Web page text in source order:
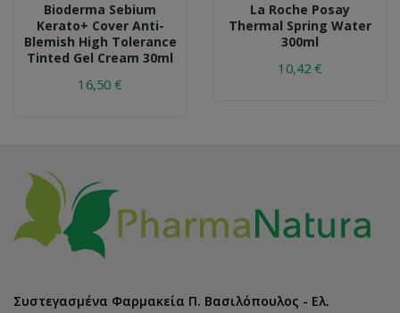
Bioderma Sebium
Kerato+ Cover Anti-
Blemish High Tolerance
Tinted Gel Cream 30ml
16,50 €
La Roche Posay
Thermal Spring Water
300ml
10,42 €
Συστεγασμένα Φαρμακεία Π. Βασιλόπουλος - Ελ.